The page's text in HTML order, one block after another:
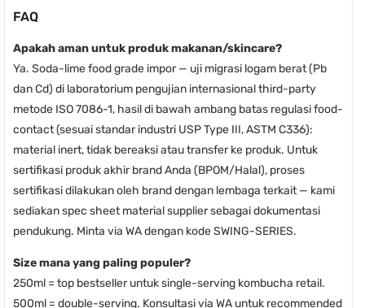
FAQ
Apakah aman untuk produk makanan/skincare?
Ya. Soda-lime food grade impor — uji migrasi logam berat (Pb
dan Cd) di laboratorium pengujian internasional third-party
metode ISO 7086-1, hasil di bawah ambang batas regulasi food-
contact (sesuai standar industri USP Type III, ASTM C336):
material inert, tidak bereaksi atau transfer ke produk. Untuk
sertifikasi produk akhir brand Anda (BPOM/Halal), proses
sertifikasi dilakukan oleh brand dengan lembaga terkait — kami
sediakan spec sheet material supplier sebagai dokumentasi
pendukung. Minta via WA dengan kode SWING-SERIES.
Size mana yang paling populer?
250ml = top bestseller untuk single-serving kombucha retail.
500ml = double-serving. Konsultasi via WA untuk recommended